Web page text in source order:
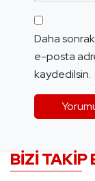
Daha
e-posta
kaydedilsin.
BIZI TAKIP